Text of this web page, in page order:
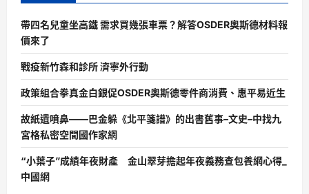
帶四名兒童坐高鐵 需求買幾張車票？解答OSDER奧斯德材料報
價來了
戰疫新竹森和診所 濟寧外行動
政策組合拳真金白銀促OSDER奧斯德零件商消費、惠平易近生
故紙遺噴鼻——巴金躲《北平箋譜》的出書舊事–文史–中找九
宮格私密空間國作家網
“小葉子”成績年夜財產 金山翠芽擔起年夜義務查包養網心得_
中國網